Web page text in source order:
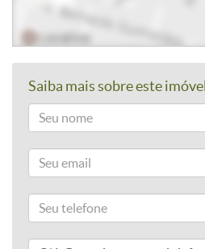
Saiba mais sobre este imóvel